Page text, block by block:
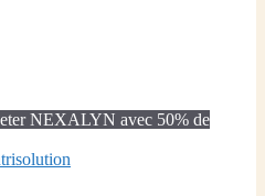
NEXALYN avec 50% de